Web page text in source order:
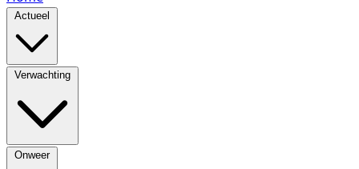
Actueel
Verwachting
Onweer